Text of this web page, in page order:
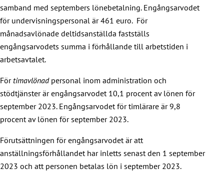
samband med septembers lönebetalning. Engångsarvodet
för undervisningspersonal är 461 euro. För
månadsavlönade deltidsanställda fastställs
engångsarvodets summa i förhållande till arbetstiden i
arbetsavtalet.
För timavlönadpersonal inom administration och
stödtjänster är engångsarvodet 10,1 procent av lönen för
september 2023. Engångsarvodet för timlärare är 9,8
procent av lönen för september 2023.
Förutsättningen för engångsarvodet är att
anställningsförhållandet har inletts senast den 1 september
2023 och att personen betalas lön i september 2023.